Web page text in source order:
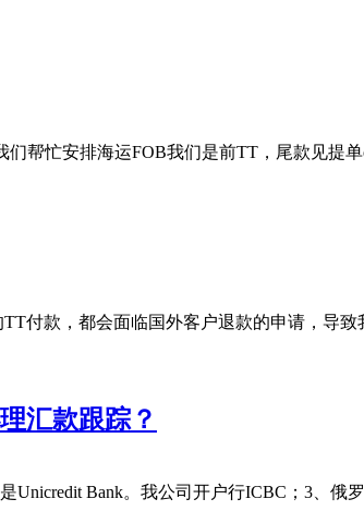
帮忙安排海运FOB我们是前TT，尾款见提
付款，都会面临国外客户退款的申请，导
汇款跟踪？
Bank。我公司开户行ICBC；3、